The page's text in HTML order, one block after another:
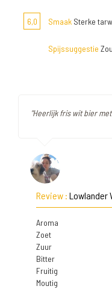
6,0 Smaak Sterke
Spijssuggestie
"Heerlijk fris wit bier
Review : Lowlander
Aroma
Zoet
Zuur
Bitter
Fruitig
Moutig